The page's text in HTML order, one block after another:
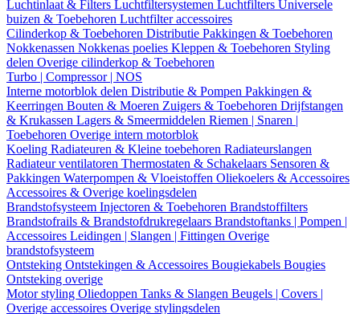
Luchtinlaat & Filters Luchtfiltersystemen Luchtfilters Universele
buizen & Toebehoren Luchtfilter accessoires
Cilinderkop & Toebehoren Distributie Pakkingen & Toebehoren
Nokkenassen Nokkenas poelies Kleppen & Toebehoren Styling
delen Overige cilinderkop & Toebehoren
Turbo | Compressor | NOS
Interne motorblok delen Distributie & Pompen Pakkingen &
Keerringen Bouten & Moeren Zuigers & Toebehoren Drijfstangen
& Krukassen Lagers & Smeermiddelen Riemen | Snaren |
Toebehoren Overige intern motorblok
Koeling Radiateuren & Kleine toebehoren Radiateurslangen
Radiateur ventilatoren Thermostaten & Schakelaars Sensoren &
Pakkingen Waterpompen & Vloeistoffen Oliekoelers & Accessoires
Accessoires & Overige koelingsdelen
Brandstofsysteem Injectoren & Toebehoren Brandstoffilters
Brandstofrails & Brandstofdrukregelaars Brandstoftanks | Pompen |
Accessoires Leidingen | Slangen | Fittingen Overige
brandstofsysteem
Ontsteking Ontstekingen & Accessoires Bougiekabels Bougies
Ontsteking overige
Motor styling Oliedoppen Tanks & Slangen Beugels | Covers |
Overige accessoires Overige stylingsdelen